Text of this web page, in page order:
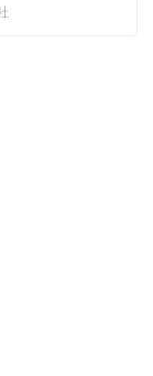
しております。